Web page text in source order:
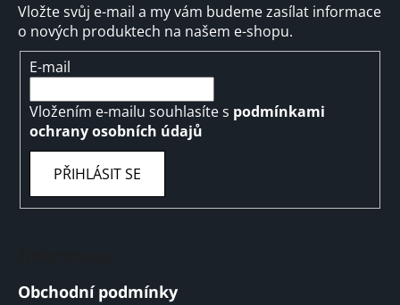
Vložte svůj e-mail a my vám budeme zasílat informace
o nových produktech na našem e-shopu.
E-mail
Vložením e-mailu souhlasíte s podmínkami
ochrany osobních údajů
PŘIHLÁSIT SE
Obchodní podmínky